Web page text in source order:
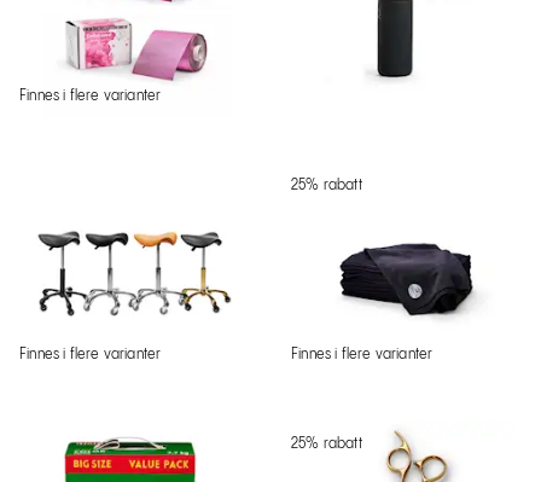
Finnes i flere varianter
Finnes i flere varianter
25% rabatt
Finnes i flere varianter
25% rabatt